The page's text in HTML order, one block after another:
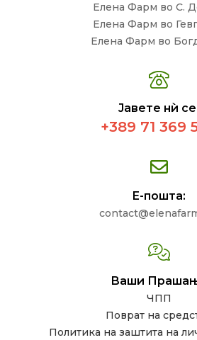
Елена Фарм во С.
Елена Фарм во
Елена Фарм во
Јавете нѝ
+389 71 369
Е-пошта:
Ваши
ЧПП
Поврат на
Политика на заштита на